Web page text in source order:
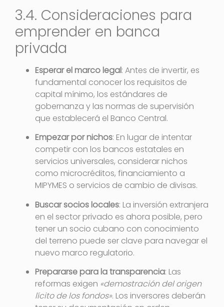
3.4. Consideraciones para
emprender en banca
privada
Esperar el marco legal: Antes de invertir, es
fundamental conocer los requisitos de
capital mínimo, los estándares de
gobernanza y las normas de supervisión
que establecerá el Banco Central.
Empezar por nichos: En lugar de intentar
competir con los bancos estatales en
servicios universales, considerar nichos
como microcréditos, financiamiento a
MIPYMES o servicios de cambio de divisas.
Buscar socios locales: La inversión extranjera
en el sector privado es ahora posible, pero
tener un socio cubano con conocimiento
del terreno puede ser clave para navegar el
nuevo marco regulatorio.
Prepararse para la transparencia: Las
reformas exigen «demostración del origen
lícito de los fondos». Los inversores deberán